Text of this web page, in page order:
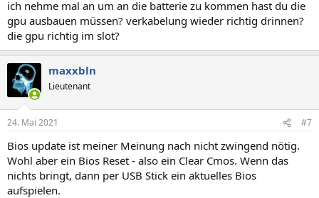
:
ich nehme mal an um an die batterie zu kommen hast du die
gpu ausbauen müssen? verkabelung wieder richtig drinnen?
die gpu richtig im slot?
maxxbln
Lieutenant
24. Mai 2021 #7
Bios update ist meiner Meinung nach nicht zwingend nötig.
Wohl aber ein Bios Reset - also ein Clear Cmos. Wenn das
nichts bringt, dann per USB Stick ein aktuelles Bios
aufspielen.